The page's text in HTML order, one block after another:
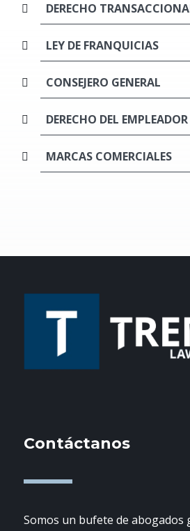
DERECHO
LEY DE FRANQUICIAS
CONSEJERO GENERAL
DERECHO DEL EMPLEADOR
MARCAS COMERCIALES
Contáctanos
Somos un bufete de abogados